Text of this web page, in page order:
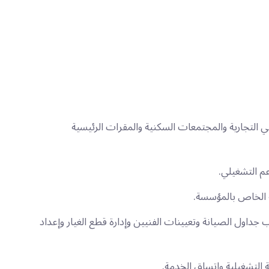
والمجتمعات السكنية والمقرات الرئيسية
التشغيلي.
الخاص بالمؤسسة.
الصيانة وتعيينات الفنيين وإدارة قطع الغيار وإعداد